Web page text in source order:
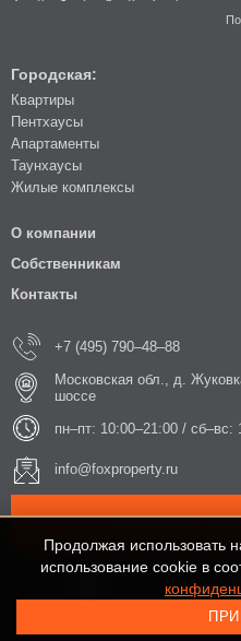
Городская:
Квартиры
Пентхаусы
Апартаменты
Таунхаусы
Жилые комплексы
О компании
Собственникам
Контакты
+7 (495) 790–48–88
Московская обл., д.
шоссе
пн–пт: 10:00–21:00 / сб–вс:
info@foxproperty.ru
ЗАКАЗАТЬ
Продолжая использовать
использование cookie в